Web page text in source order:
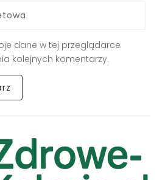
dane w tej przeglądarce
kolejnych komentarzy.